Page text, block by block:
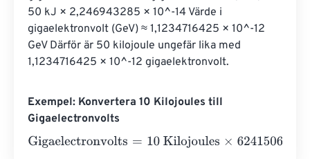
50 kJ × 2,246943285 × 10^-14 Värde i
gigaelektronvolt (GeV) ≈ 1,1234716425 × 10^-12
GeV Därför är 50 kilojoule ungefär lika med
1,1234716425 × 10^-12 gigaelektronvolt.
Exempel: Konvertera 10 Kilojoules till
Gigaelectronvolts
Gigaelectronvolts=10 Kilojoules×62415064799641832